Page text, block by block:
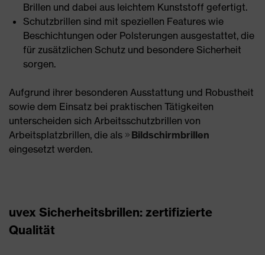
Brillen und dabei aus leichtem Kunststoff gefertigt.
Schutzbrillen sind mit speziellen Features wie
Beschichtungen oder Polsterungen ausgestattet, die
für zusätzlichen Schutz und besondere Sicherheit
sorgen.
Aufgrund ihrer besonderen Ausstattung und Robustheit
sowie dem Einsatz bei praktischen Tätigkeiten
unterscheiden sich Arbeitsschutzbrillen von
Arbeitsplatzbrillen, die als
Bildschirmbrillen
eingesetzt werden.
uvex Sicherheitsbrillen: zertifizierte
Qualität